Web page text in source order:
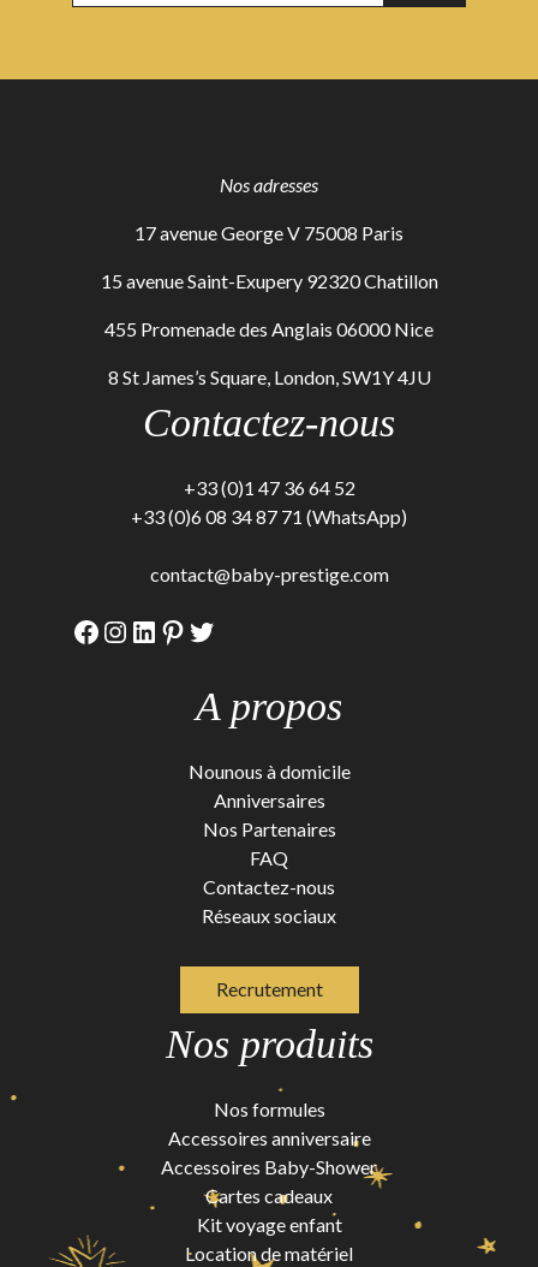
Nos adresses
17 avenue George V 75008 Paris
15 avenue Saint-Exupery 92320 Chatillon
455 Promenade des Anglais 06000 Nice
8 St James’s Square, London, SW1Y 4JU
Contactez-nous
+33 (0)1 47 36 64 52
+33 (0)6 08 34 87 71 (WhatsApp)
contact@baby-prestige.com
Facebook
Instagram
LinkedIn
Pinterest
Twitter
A propos
Nounous à domicile
Anniversaires
Nos Partenaires
FAQ
Contactez-nous
Réseaux sociaux
Recrutement
Nos produits
Nos formules
Accessoires anniversaire
Accessoires Baby-Shower
Cartes cadeaux
Kit voyage enfant
Location de matériel